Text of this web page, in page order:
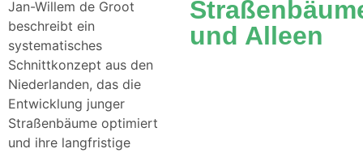
Jan-Willem de Groot
beschreibt ein
systematisches
Schnittkonzept aus den
Niederlanden, das die
Entwicklung junger
Straßenbäume optimiert
und ihre langfristige
und Alleen